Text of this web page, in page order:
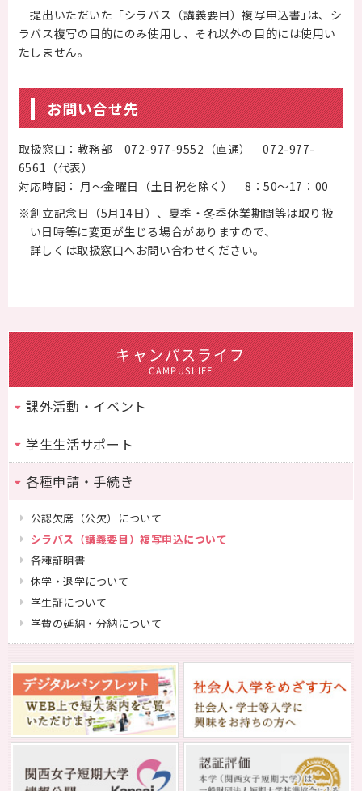
提出いただいた「シラバス（講義要目）複写申込書｣は、シ
ラバス複写の目的にのみ使用し、それ以外の目的には使用い
たしません。
お問い合せ先
取扱窓口：教務部 072-977-9552（直通） 072-977-
6561（代表）
対応時間： 月～金曜日（土日祝を除く） 8：50～17：00
※創立記念日（5月14日）、夏季・冬季休業期間等は取り扱
い日時等に変更が生じる場合がありますので、
詳しくは取扱窓口へお問い合わせください。
キャンパスライフ
CAMPUSLIFE
課外活動・イベント
学生生活サポート
各種申請・手続き
公認欠席（公欠）について
シラバス（講義要目）複写申込について
各種証明書
休学・退学について
学生証について
学費の延納・分納について